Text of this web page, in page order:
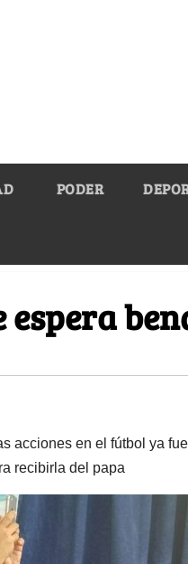
PODER
acciones en el fútbol ya
recibirla del papa